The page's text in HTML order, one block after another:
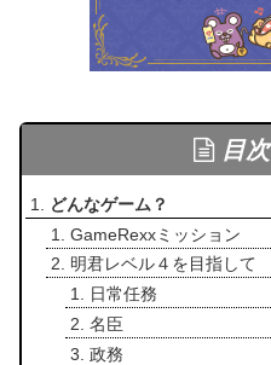
目次
どんなゲーム？
GameRexxミッション
明君レベル４を目指して
日常任務
名臣
政務